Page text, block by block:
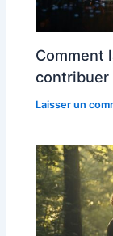
Comment
contribuer
Laisser un